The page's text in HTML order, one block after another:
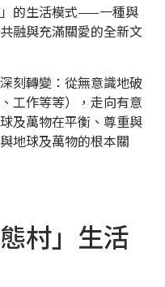
的生活模式——一種與
融與充滿關愛的全新文
刻轉變：從無意識地破
工作等等），走向有意
及萬物在平衡、尊重與
地球及萬物的根本關
村」生活